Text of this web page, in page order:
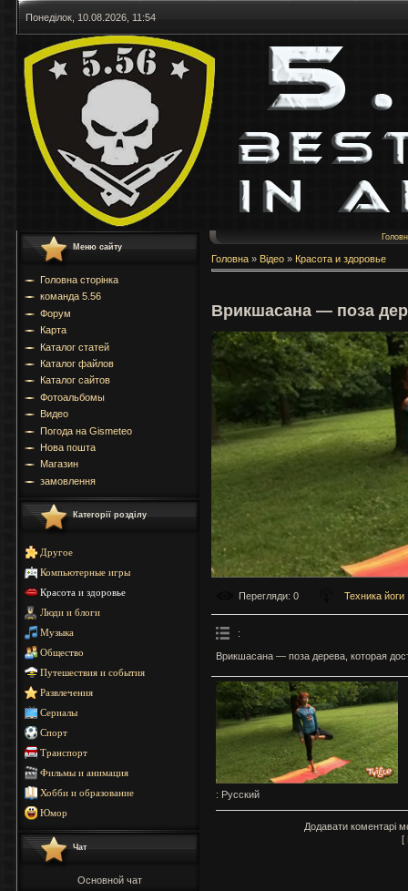
Понеділок, 10.08.2026, 11:54
Меню сайту
Головна сторінка
команда 5.56
Форум
Карта
Каталог статей
Каталог файлов
Каталог сайтов
Фотоальбомы
Видео
Погода на Gismeteo
Нова пошта
Магазин
замовлення
Категорії розділу
Другое
Компьютерные игры
Красота и здоровье
Люди и блоги
Музыка
Общество
Путешествия и события
Развлечения
Сериалы
Спорт
Транспорт
Фильмы и анимация
Хобби и образование
Юмор
Чат
Основной чат
Головна » Відео » Красота и здоровье
Врикшасана — поза
Перегляди: 0 Техника йоги
:
Врикшасана — поза дерева, которая
: Русский
Додавати коментарі
[